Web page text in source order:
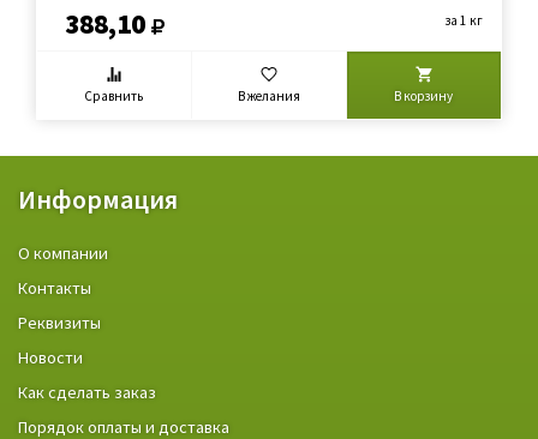
388,10 за 1 кг
Сравнить В желания В корзину
Информация
О компании
Контакты
Реквизиты
Новости
Как сделать заказ
Порядок оплаты и доставка